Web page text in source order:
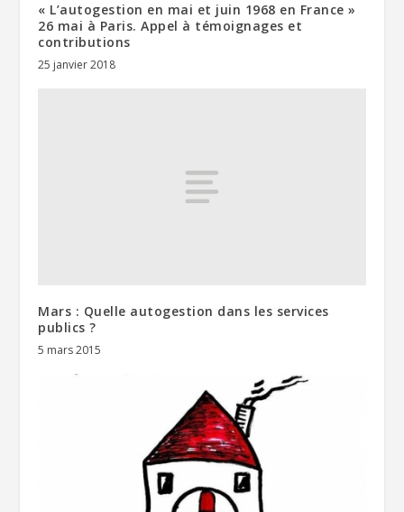
« L’autogestion en mai et juin 1968 en France »
26 mai à Paris. Appel à témoignages et
contributions
25 janvier 2018
Mars : Quelle autogestion dans les services
publics ?
5 mars 2015